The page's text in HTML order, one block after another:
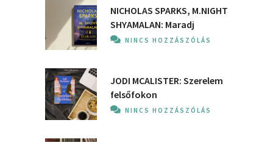
NICHOLAS SPARKS, M.NIGHT
SHYAMALAN: Maradj
NINCS HOZZÁSZÓLÁS
JODI MCALISTER: Szerelem
felsőfokon
NINCS HOZZÁSZÓLÁS